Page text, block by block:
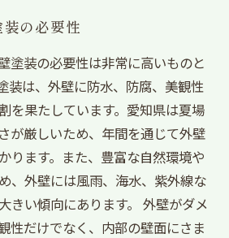
の必要性
塗装の必要性は非常に高いものと
装は、外壁に防水、防腐、美観性
を果たしています。愛知県は夏場
が厳しいため、年間を通じて外壁
ります。また、豊富な自然環境や
、外壁には風雨、海水、紫外線な
きい傾向にあります。 外壁がダメ
性だけでなく、内部の壁面にさま